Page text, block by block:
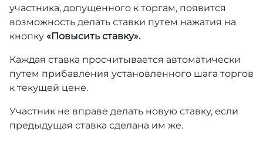
участника, допущенного к торгам, появится
возможность делать ставки путем нажатия на
кнопку «Повысить ставку».
Каждая ставка просчитывается автоматически
путем прибавления установленного шага торгов
к текущей цене.
Участник не вправе делать новую ставку, если
предыдущая ставка сделана им же.